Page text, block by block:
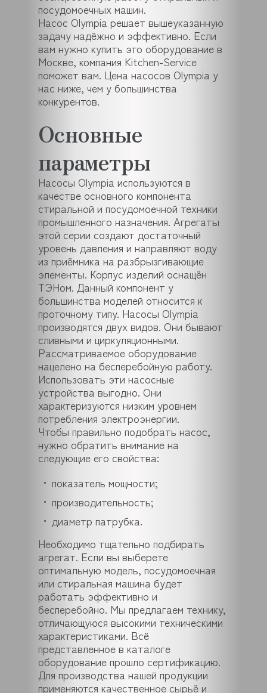
посудомоечных машин.
Насос Olympia решает вышеуказанную
задачу надёжно и эффективно. Если
вам нужно купить это оборудование в
Москве, компания Kitchen-Service
поможет вам. Цена насосов Olympia у
нас ниже, чем у большинства
конкурентов.
Основные
параметры
Насосы Olympia используются в
качестве основного компонента
стиральной и посудомоечной техники
промышленного назначения. Агрегаты
этой серии создают достаточный
уровень давления и направляют воду
из приёмника на разбрызгивающие
элементы. Корпус изделий оснащён
ТЭНом. Данный компонент у
большинства моделей относится к
проточному типу. Насосы Olympia
производятся двух видов. Они бывают
сливными и циркуляционными.
Рассматриваемое оборудование
нацелено на бесперебойную работу.
Использовать эти насосные
устройства выгодно. Они
характеризуются низким уровнем
потребления электроэнергии.
Чтобы правильно подобрать насос,
нужно обратить внимание на
следующие его свойства:
показатель мощности;
производительность;
диаметр патрубка.
Необходимо тщательно подбирать
агрегат. Если вы выберете
оптимальную модель, посудомоечная
или стиральная машина будет
работать эффективно и
бесперебойно. Мы предлагаем технику,
отличающуюся высокими техническими
характеристиками. Всё
представленное в каталоге
оборудование прошло сертификацию.
Для производства нашей продукции
применяются качественное сырьё и